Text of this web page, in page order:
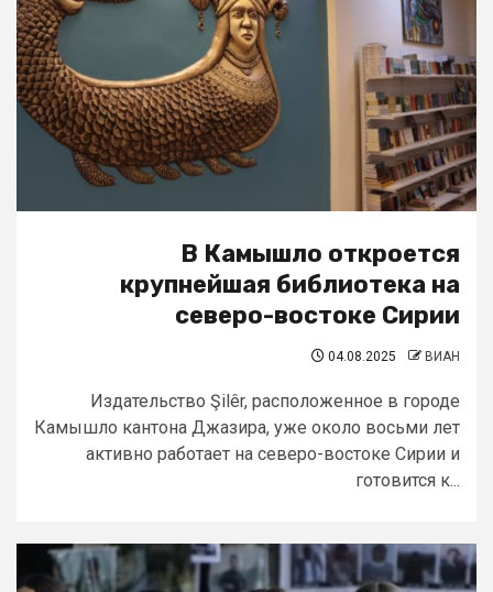
В Камышло откроется
крупнейшая библиотека на
северо-востоке Сирии
04.08.2025 ВИАН
Издательство Şilêr, расположенное в городе
Камышло кантона Джазира, уже около восьми лет
активно работает на северо-востоке Сирии и
готовится к...